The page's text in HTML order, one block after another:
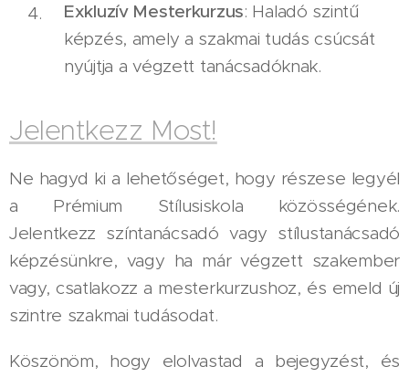
Exkluzív Mesterkurzus: Haladó szintű
képzés, amely a szakmai tudás csúcsát
nyújtja a végzett tanácsadóknak.
Jelentkezz Most!
Ne hagyd ki a lehetőséget, hogy részese legyél
a Prémium Stílusiskola közösségének.
Jelentkezz színtanácsadó vagy stílustanácsadó
képzésünkre, vagy ha már végzett szakember
vagy, csatlakozz a mesterkurzushoz, és emeld új
szintre szakmai tudásodat.
Köszönöm, hogy elolvastad a bejegyzést, és